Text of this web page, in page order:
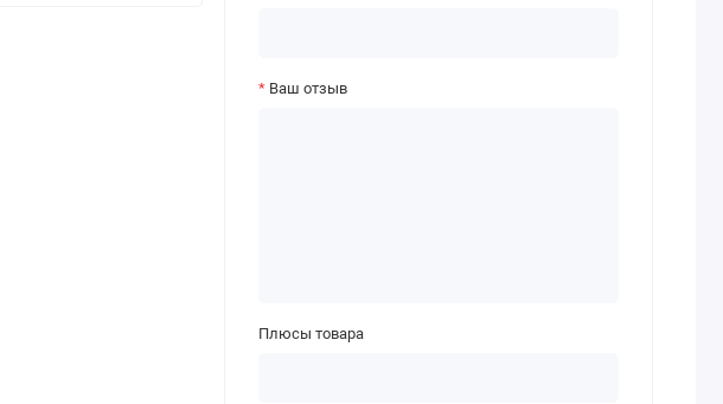
Ваш отзыв
Плюсы товара